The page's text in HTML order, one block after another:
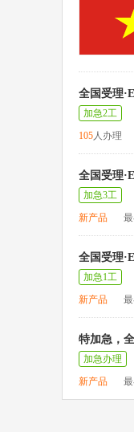
全国受理
加急2工
105人办理
全国受理
加急3工
新产品
全国受理
加急1工
新产品
特加急，
加急办理
新产品